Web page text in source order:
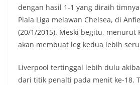
dengan hasil 1-1 yang diraih
Piala Liga melawan Chelsea, di
(20/1/2015). Meski begitu, menurut
akan membuat leg kedua lebih
Liverpool tertinggal lebih dulu
dari titik penalti pada menit ke-18.